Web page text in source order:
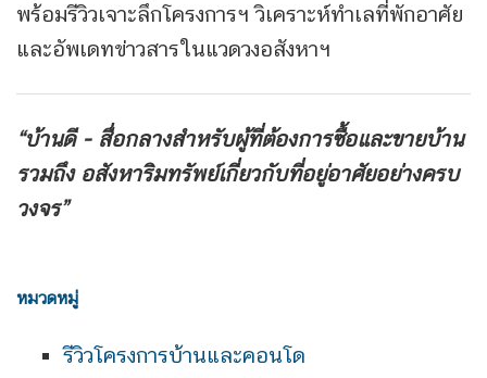
พร้อมรีวิวเจาะลึกโครงการฯ วิเคราะห์ทำเลที่พักอาศัย
และอัพเดทข่าวสารในแวดวงอสังหาฯ
“บ้านดี - สื่อกลางสำหรับผู้ที่ต้องการซื้อและขายบ้าน
รวมถึง อสังหาริมทรัพย์เกี่ยวกับที่อยู่อาศัยอย่างครบ
วงจร”
หมวดหมู่
รีวิวโครงการบ้านและคอนโด